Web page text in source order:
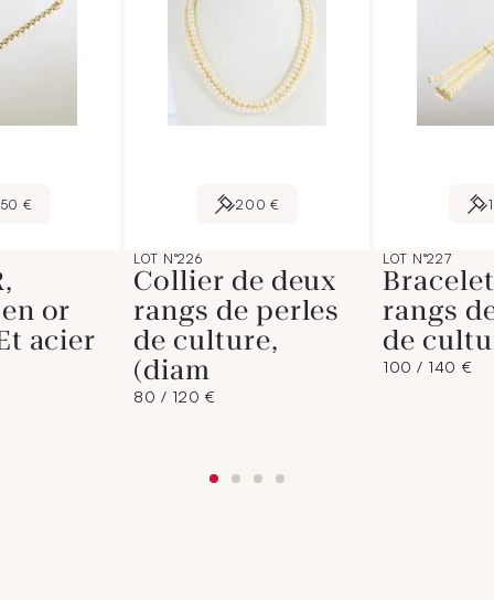
€
or
acier
200 €
LOT N°226
Collier de deux
rangs de perles
de culture,
(diam
80 / 120 €
LOT N°227
rangs
de
100 / 140 €